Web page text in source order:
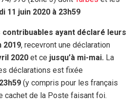
11 juin 2020 à 23h59
contribuables ayant déclaré leurs
2019, recevront une déclaration
2020 et ce jusqu’à mi-mai. La
déclarations est fixée
(y compris pour les français
cachet de la Poste faisant foi.